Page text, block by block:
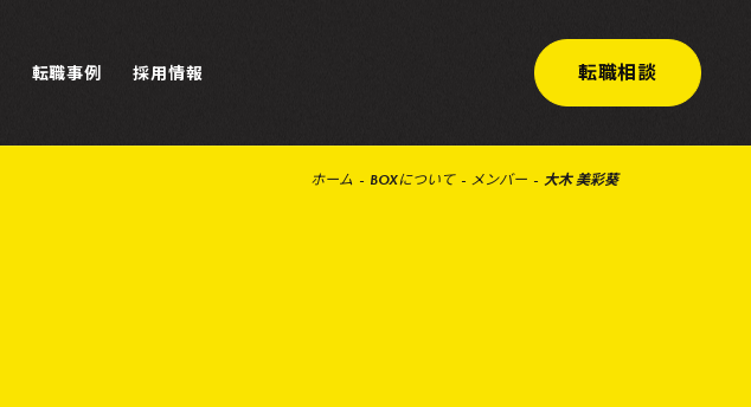
転職事例 採用情報 転職相談
ホーム BOXについて メンバー 大木 美彩葵